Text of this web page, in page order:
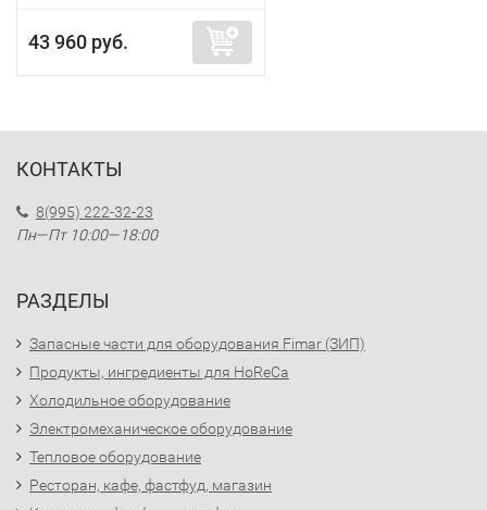
43 960 руб.
КОНТАКТЫ
8(995) 222-32-23
Пн—Пт 10:00—18:00
РАЗДЕЛЫ
Запасные части для оборудования Fimar (ЗИП)
Продукты, ингредиенты для HoReCa
Холодильное оборудование
Электромеханическое оборудование
Тепловое оборудование
Ресторан, кафе, фастфуд, магазин